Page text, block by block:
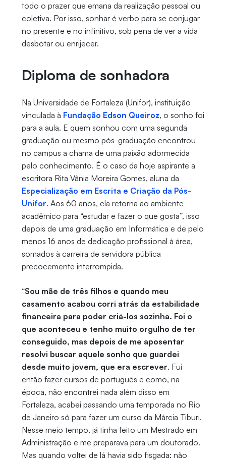
todo o prazer que emana da realização pessoal ou
coletiva. Por isso, sonhar é verbo para se conjugar
no presente e no infinitivo, sob pena de ver a vida
desbotar ou enrijecer.
Diploma de sonhadora
Na Universidade de Fortaleza (Unifor), instituição
vinculada à Fundação Edson Queiroz, o sonho foi
para a aula. E quem sonhou com uma segunda
graduação ou mesmo pós-graduação encontrou
no campus a chama de uma paixão adormecida
pelo conhecimento. É o caso da hoje aspirante a
escritora Rita Vânia Moreira Gomes, aluna da
Especialização em Escrita e Criação da Pós-
Unifor. Aos 60 anos, ela retorna ao ambiente
acadêmico para “estudar e fazer o que gosta”, isso
depois de uma graduação em Informática e de pelo
menos 16 anos de dedicação profissional à área,
somados à carreira de servidora pública
precocemente interrompida.
“Sou mãe de três filhos e quando meu
casamento acabou corri atrás da estabilidade
financeira para poder criá-los sozinha. Foi o
que aconteceu e tenho muito orgulho de ter
conseguido, mas depois de me aposentar
resolvi buscar aquele sonho que guardei
desde muito jovem, que era escrever. Fui
então fazer cursos de português e como, na
época, não encontrei nada além disso em
Fortaleza, acabei passando uma temporada no Rio
de Janeiro só para fazer um curso da Márcia Tiburi.
Nesse meio tempo, já tinha feito um Mestrado em
Administração e me preparava para um doutorado.
Mas quando voltei de lá havia sido fisgada: não